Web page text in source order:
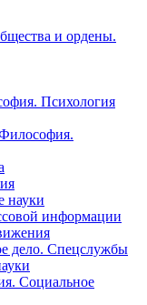
и ордены.
Психология
науки
информации
дело. Спецслужбы
Социальное